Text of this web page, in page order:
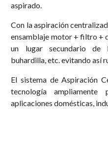
aspirado.
Con la aspiración
ensamblaje motor + filtro +
un lugar secundario de
buhardilla, etc. evitando así
El sistema de Aspiración
tecnología ampliamente
aplicaciones domésticas,